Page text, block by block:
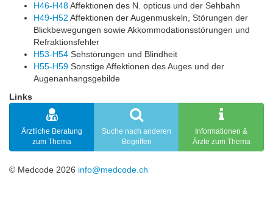
H46-H48Affektionen des N. opticus und der Sehbahn
H49-H52 Affektionen der Augenmuskeln, Störungen der
Blickbewegungen sowie Akkommodationsstörungen und
Refraktionsfehler
H53-H54 Sehstörungen und Blindheit
H55-H59 Sonstige Affektionen des Auges und der
Augenanhangsgebilde
Links
Ärztliche Beratung
zum Thema
Suche nach anderen
Begriffen
Informationen &
Ärzte zum Thema
© Medcode 2026 info@medcode.ch